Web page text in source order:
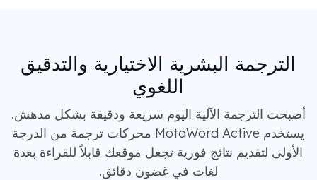
الترجمة البشرية الاختيارية والتدقيق
اللغوي
أصبحت الترجمة الآلية اليوم سريعة ودقيقة بشكل مدهش.
يستخدم MotaWord Active محركات ترجمة من الدرجة
الأولى لتقديم نتائج فورية تجعل موقعك قابلاً للقراءة بعدة
لغات في غضون دقائق.